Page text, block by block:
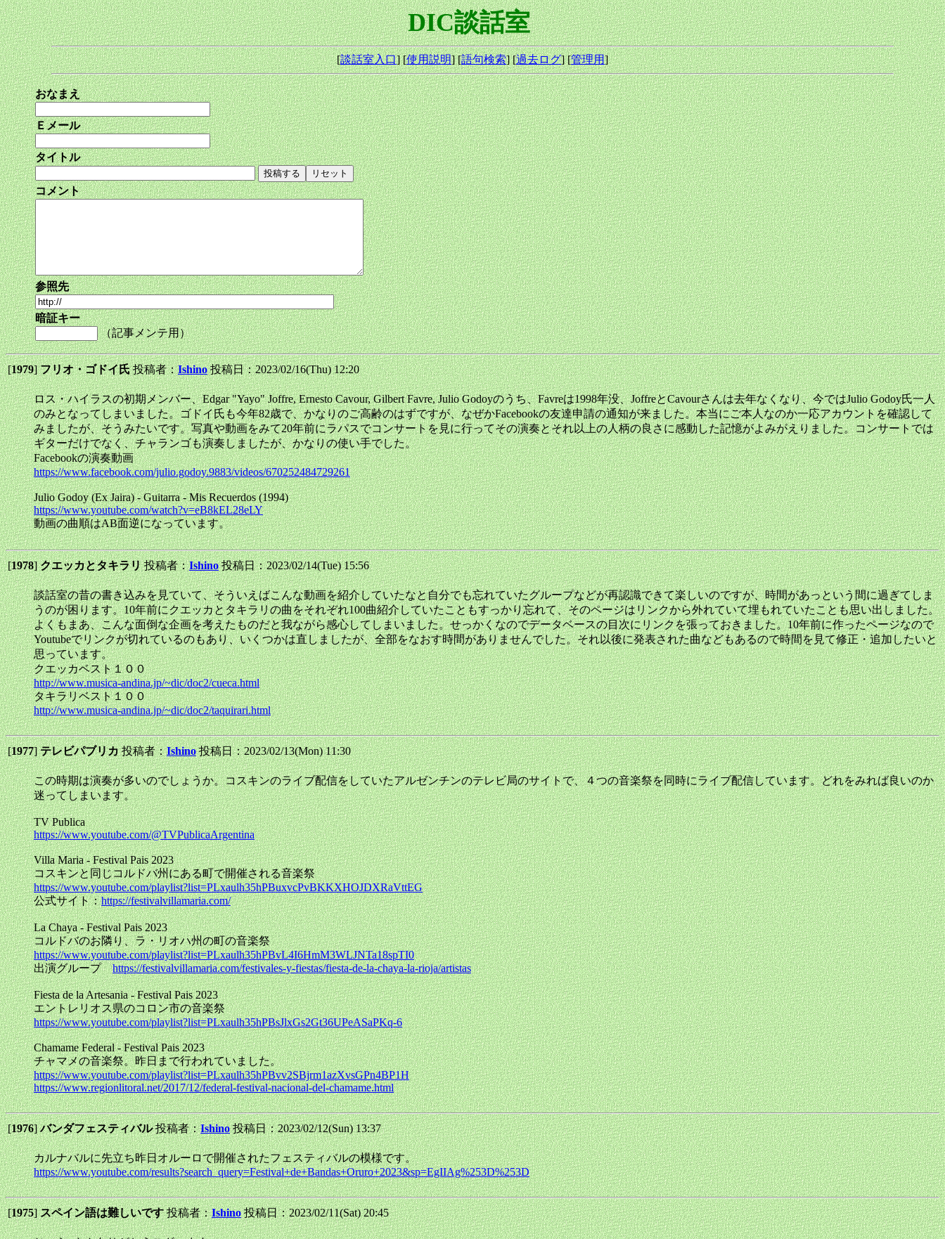
DIC談話室
[談話室入口] [使用説明] [語句検索] [過去ログ] [管理用]
おなまえ
Ｅメール
タイトル
コメント
参照先
暗証キー
（記事メンテ用）
[1979]フリオ・ゴドイ氏投稿者：Ishino 投稿日：2023/02/16(Thu) 12:20
ロス・ハイラスの初期メンバー、Edgar "Yayo" Joffre, Ernesto Cavour, Gilbert Favre, Julio Godoyのうち、Favreは1998年没、JoffreとCavourさんは去年なくなり、今ではJulio Godoy氏一人
のみとなってしまいました。ゴドイ氏も今年82歳で、かなりのご高齢のはずですが、なぜかFacebookの友達申請の通知が来ました。本当にご本人なのか一応アカウントを確認して
みましたが、そうみたいです。写真や動画をみて20年前にラパスでコンサートを見に行ってその演奏とそれ以上の人柄の良さに感動した記憶がよみがえりました。コンサートでは
ギターだけでなく、チャランゴも演奏しましたが、かなりの使い手でした。
Facebookの演奏動画
https://www.facebook.com/julio.godoy.9883/videos/670252484729261
Julio Godoy (Ex Jaira) - Guitarra - Mis Recuerdos (1994)
https://www.youtube.com/watch?v=eB8kEL28eLY
動画の曲順はAB面逆になっています。
[1978]クエッカとタキラリ投稿者：Ishino 投稿日：2023/02/14(Tue) 15:56
談話室の昔の書き込みを見ていて、そういえばこんな動画を紹介していたなと自分でも忘れていたグループなどが再認識できて楽しいのですが、時間があっという間に過ぎてしま
うのが困ります。10年前にクエッカとタキラリの曲をそれぞれ100曲紹介していたこともすっかり忘れて、そのページはリンクから外れていて埋もれていたことも思い出しました。
よくもまあ、こんな面倒な企画を考えたものだと我ながら感心してしまいました。せっかくなのでデータベースの目次にリンクを張っておきました。10年前に作ったページなので
Youtubeでリンクが切れているのもあり、いくつかは直しましたが、全部をなおす時間がありませんでした。それ以後に発表された曲などもあるので時間を見て修正・追加したいと
思っています。
クエッカベスト１００
http://www.musica-andina.jp/~dic/doc2/cueca.html
タキラリベスト１００
http://www.musica-andina.jp/~dic/doc2/taquirari.html
[1977]テレビパブリカ投稿者：Ishino 投稿日：2023/02/13(Mon) 11:30
この時期は演奏が多いのでしょうか。コスキンのライブ配信をしていたアルゼンチンのテレビ局のサイトで、４つの音楽祭を同時にライブ配信しています。どれをみれば良いのか
迷ってしまいます。
TV Publica
https://www.youtube.com/@TVPublicaArgentina
Villa Maria - Festival Pais 2023
コスキンと同じコルドバ州にある町で開催される音楽祭
https://www.youtube.com/playlist?list=PLxaulh35hPBuxvcPvBKKXHOJDXRaVttEG
公式サイト：https://festivalvillamaria.com/
La Chaya - Festival Pais 2023
コルドバのお隣り、ラ・リオハ州の町の音楽祭
https://www.youtube.com/playlist?list=PLxaulh35hPBvL4I6HmM3WLJNTa18spTI0
出演グループhttps://festivalvillamaria.com/festivales-y-fiestas/fiesta-de-la-chaya-la-rioja/artistas
Fiesta de la Artesania - Festival Pais 2023
エントレリオス県のコロン市の音楽祭
https://www.youtube.com/playlist?list=PLxaulh35hPBsJlxGs2Gt36UPeASaPKq-6
Chamame Federal - Festival Pais 2023
チャマメの音楽祭。昨日まで行われていました。
https://www.youtube.com/playlist?list=PLxaulh35hPBvv2SBjrm1azXvsGPn4BP1H
https://www.regionlitoral.net/2017/12/federal-festival-nacional-del-chamame.html
[1976]バンダフェスティバル投稿者：Ishino 投稿日：2023/02/12(Sun) 13:37
カルナバルに先立ち昨日オルーロで開催されたフェスティバルの模様です。
https://www.youtube.com/results?search_query=Festival+de+Bandas+Oruro+2023&sp=EgIIAg%253D%253D
[1975]スペイン語は難しいです投稿者：Ishino 投稿日：2023/02/11(Sat) 20:45